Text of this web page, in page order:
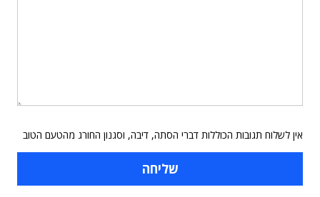
אין לשלוח תגובות הכוללות דברי הסתה, דיבה, וסגנון החורג מהטעם הטוב